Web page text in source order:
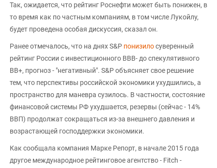
Так, ожидается, что рейтинг Роснефти может быть понижен, в
то время как по частным компаниям, в том числе Лукойлу,
будет проведена особая дискуссия, сказал он.
Ранее отмечалось, что на днях S&P понизилосуверенный
рейтинг России с инвестиционного BBB- до спекулятивного
BB+, прогноз - "негативный". S&P объясняет свое решение
тем, что перспективы российской экономики ухудшились, а
пространство для маневра сузилось. В частности, состояние
финансовой системы РФ ухудшается, резервы (сейчас - 14%
ВВП) продолжат сокращаться из-за внешнего давления и
возрастающей господдержки экономики.
Как сообщала компания Марке Репорт, в начале 2015 года
другое международное рейтинговое агентство - Fitch -